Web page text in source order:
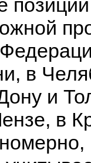
в
и
в